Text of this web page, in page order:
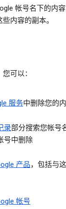
帐号名下的内
内容的副本。
可以：
服务中删除您的
录部分搜索您帐号
号中删除
产品，包括与
帐号